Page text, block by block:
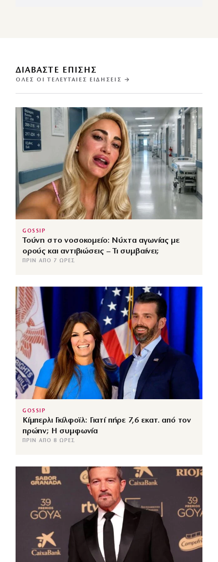
ΔΙΑΒΑΣΤΕ ΕΠΙΣΗΣ
ΌΛΕΣ ΟΙ ΤΕΛΕΥΤΑΊΕΣ ΕΙΔΉΣΕΙΣ →
GOSSIP
Τούνη στο νοσοκομείο: Νύχτα αγωνίας με
ορούς και αντιβιώσεις – Τι συμβαίνει;
ΠΡΙΝ ΑΠΌ 7 ΏΡΕΣ
GOSSIP
Κίμπερλι Γκίλφοϊλ: Γιατί πήρε 7,6 εκατ. από τον
πρώην; Η συμφωνία
ΠΡΙΝ ΑΠΌ 8 ΏΡΕΣ